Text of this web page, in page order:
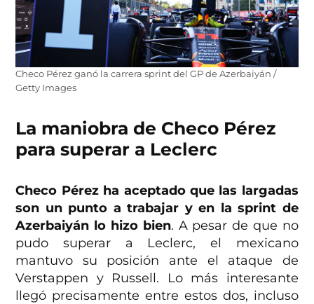
Checo Pérez ganó la carrera sprint del GP de Azerbaiyán /
Getty Images
La maniobra de Checo Pérez
para superar a Leclerc
Checo Pérez ha aceptado que las largadas
son un punto a trabajar y en la sprint de
Azerbaiyán lo hizo bien. A pesar de que no
pudo superar a Leclerc, el mexicano
mantuvo su posición ante el ataque de
Verstappen y Russell. Lo más interesante
llegó precisamente entre estos dos, incluso